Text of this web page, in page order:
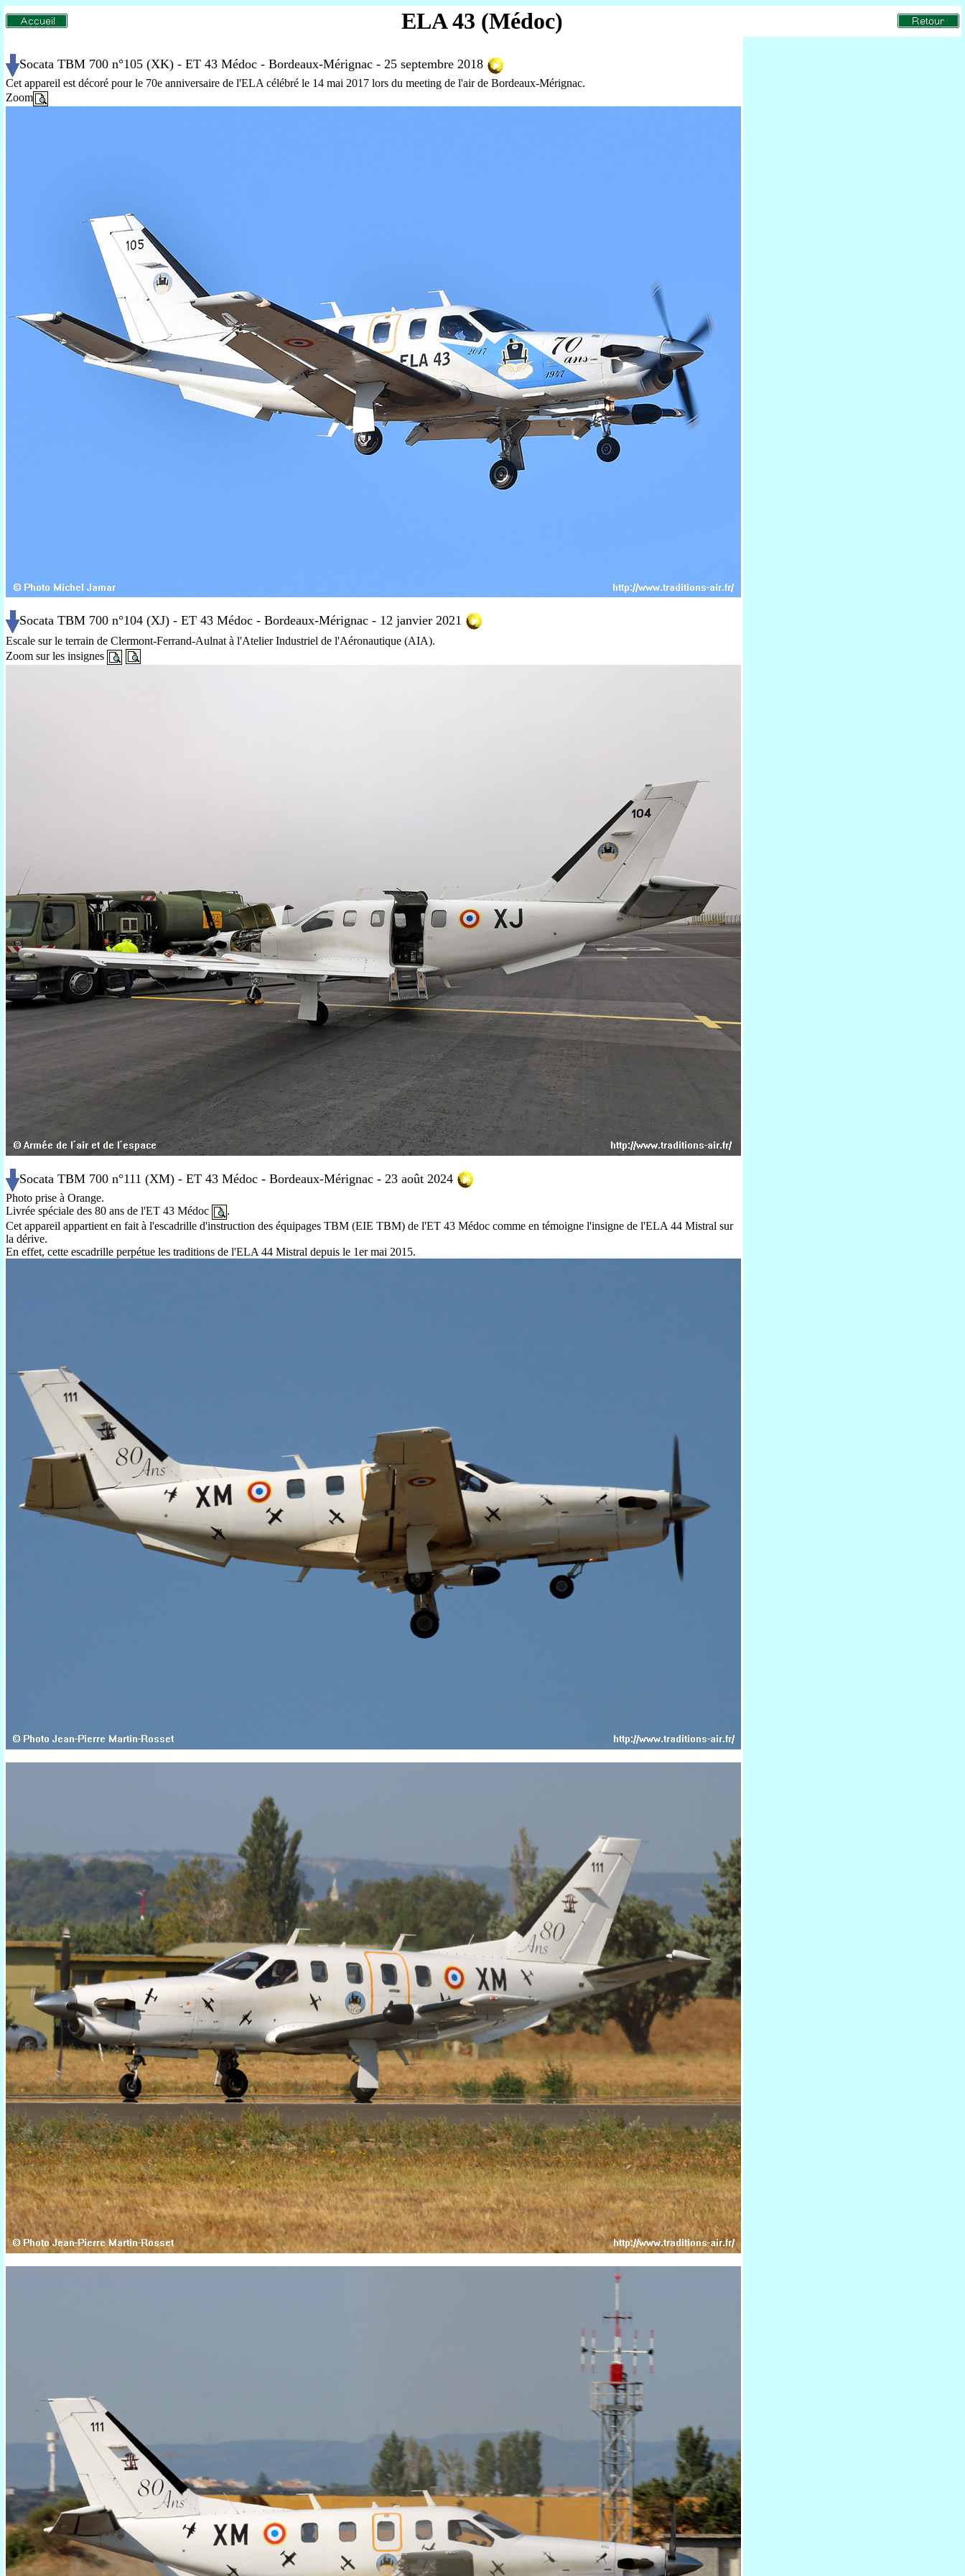
ELA 43 (Médoc)
Socata TBM 700 n°105 (XK) - ET 43 Médoc - Bordeaux-Mérignac - 25 septembre 2018
Cet appareil est décoré pour le 70e anniversaire de l'ELA célébré le 14 mai 2017 lors du meeting de l'air de Bordeaux-Mérignac.
Zoom
Socata TBM 700 n°104 (XJ) - ET 43 Médoc - Bordeaux-Mérignac - 12 janvier 2021
Escale sur le terrain de Clermont-Ferrand-Aulnat à l'Atelier Industriel de l'Aéronautique (AIA).
Zoom sur les insignes
Socata TBM 700 n°111 (XM) - ET 43 Médoc - Bordeaux-Mérignac - 23 août 2024
Photo prise à Orange.
Livrée spéciale des 80 ans de l'ET 43 Médoc
.
Cet appareil appartient en fait à l'escadrille d'instruction des équipages TBM (EIE TBM) de l'ET 43 Médoc comme en témoigne l'insigne de l'ELA 44 Mistral sur
la dérive.
En effet, cette escadrille perpétue les traditions de l'ELA 44 Mistral depuis le 1er mai 2015.